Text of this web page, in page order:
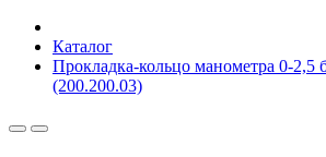
Каталог
Прокладка-кольцо манометра 0-2,5
(200.200.03)